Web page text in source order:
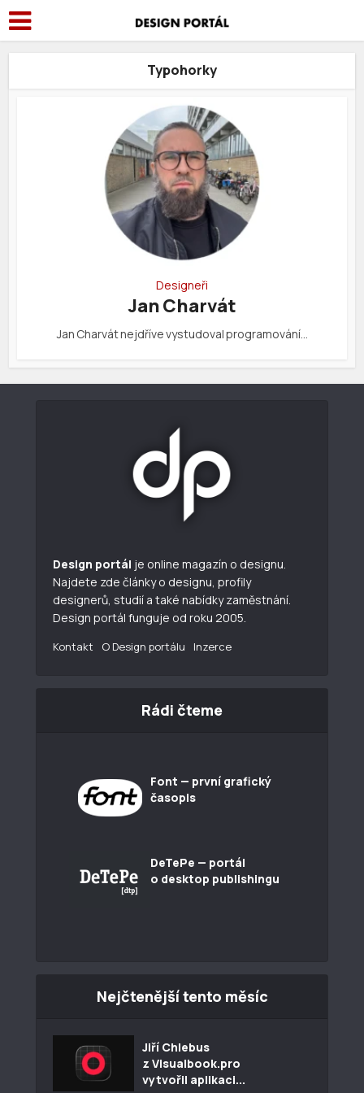
Typohorky
Designeři
Jan Charvát
Jan Charvát nejdříve vystudoval programování…
Design portál je online magazín o designu.
Najdete zde články o designu, profily
designerů, studií a také nabídky zaměstnání.
Design portál funguje od roku 2005.
Kontakt O Design portálu Inzerce
Rádi čteme
Font — první grafický
časopis
DeTePe — portál
o desktop publishingu
Nejčtenější tento měsíc
Jiří Chlebus
z Visualbook.pro
vytvořil aplikaci...